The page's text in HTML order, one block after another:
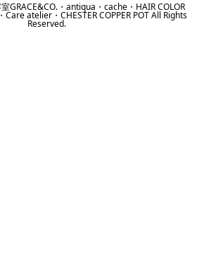
GRACE&CO.・antiqua・cache・HAIR COLOR
atelier・CHESTER COPPER POT All Rights
Reserved.